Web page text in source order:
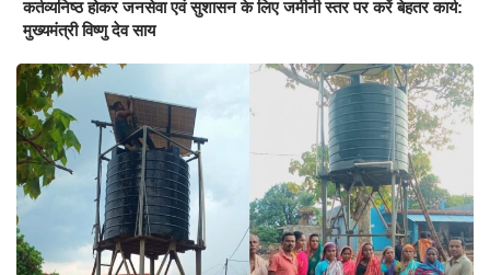
कर्तव्यनिष्ठ होकर जनसेवा एवं सुशासन के लिए जमीनी स्तर पर करें बेहतर कार्य:
मुख्यमंत्री विष्णु देव साय